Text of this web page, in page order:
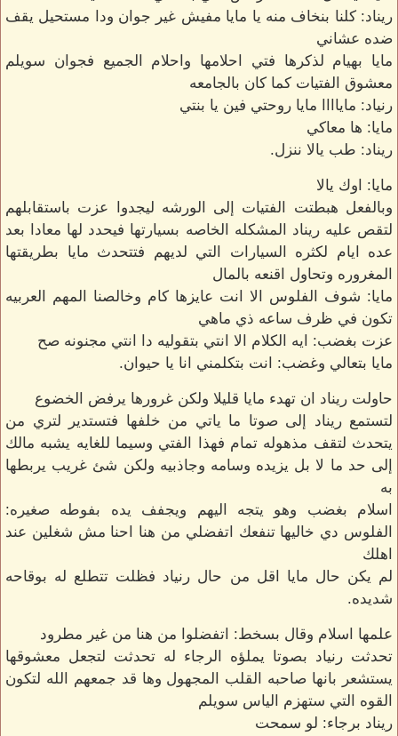
ريناد: كلنا بنخاف منه يا مايا مفيش غير جوان ودا مستحيل يقف
ضده عشاني
مايا بهيام لذكرها فتي احلامها واحلام الجميع فجوان سويلم
معشوق الفتيات كما كان بالجامعه
رنياد: ماياااا مايا روحتي فين يا بنتي
مايا: ها معاكي
ريناد: طب يالا ننزل.
مايا: اوك يالا
وبالفعل هبطتت الفتيات إلى الورشه ليجدوا عزت باستقابلهم
لتقص عليه ريناد المشكله الخاصه بسيارتها فيحدد لها معادا بعد
عده ايام لكثره السيارات التي لديهم فتتحدث مايا بطريقتها
المغروره وتحاول اقنعه بالمال
مايا: شوف الفلوس الا انت عايزها كام وخالصنا المهم العربيه
تكون في ظرف ساعه ذي ماهي
عزت بغضب: ايه الكلام الا انتي بتقوليه دا انتي مجنونه صح
مايا بتعالي وغضب: انت بتكلمني انا يا حيوان.
حاولت ريناد ان تهدء مايا قليلا ولكن غرورها يرفض الخضوع
لتستمع ريناد إلى صوتا ما ياتي من خلفها فتستدير لتري من
يتحدث لتقف مذهوله تمام فهذا الفتي وسيما للغايه يشبه مالك
إلى حد ما لا بل يزيده وسامه وجاذبيه ولكن شئ غريب يربطها
به
اسلام بغضب وهو يتجه اليهم ويجفف يده بفوطه صغيره:
الفلوس دي خاليها تنفعك اتفضلي من هنا احنا مش شغلين عند
اهلك
لم يكن حال مايا اقل من حال رنياد فظلت تتطلع له بوقاحه
شديده.
علمها اسلام وقال بسخط: اتفضلوا من هنا من غير مطرود
تحدثت رنياد بصوتا يملؤه الرجاء له تحدثت لتجعل معشوقها
يستشعر بانها صاحبه القلب المجهول وها قد جمعهم الله لتكون
القوه التي ستهزم الياس سويلم
ريناد برجاء: لو سمحت